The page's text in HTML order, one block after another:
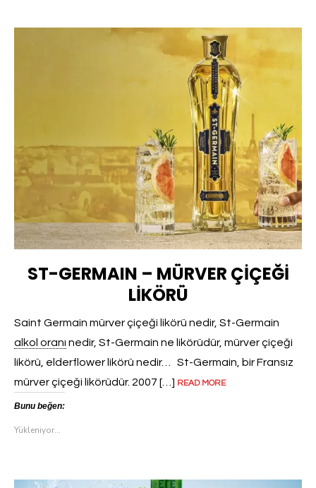
ST-GERMAIN – MÜRVER ÇİÇEĞİ
LİKÖRÜ
Saint Germain mürver çiçeği likörü nedir, St-Germain
alkol oranı nedir, St-Germain ne likörüdür, mürver çiçeği
likörü, elderflower likörü nedir… St-Germain, bir Fransız
mürver çiçeği likörüdür. 2007 […] READ MORE
Bunu beğen:
Yükleniyor...